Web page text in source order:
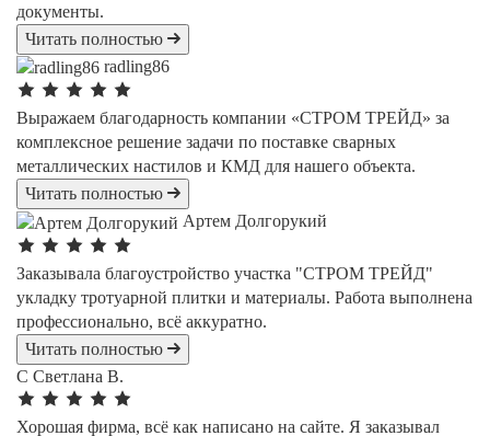
документы.
Читать полностью
radling86
Выражаем благодарность компании «СТРОМ ТРЕЙД» за
комплексное решение задачи по поставке сварных
металлических настилов и КМД для нашего объекта.
Читать полностью
Артем Долгорукий
Заказывала благоустройство участка "СТРОМ ТРЕЙД"
укладку тротуарной плитки и материалы. Работа выполнена
профессионально, всё аккуратно.
Читать полностью
С Светлана В.
Хорошая фирма, всё как написано на сайте. Я заказывал